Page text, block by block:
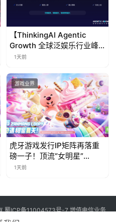
【ThinkingAI Agentic
Growth 全球泛娱乐行业峰
会】Agent 时代，人到底负
1天前
游戏业界
虎牙游戏发行IP矩阵再落重
磅一子！顶流“女明星”
ZANMANG LOOPY 正版3D
1天前
蜀ICP备11004573号-7增值电信业务
20170060号